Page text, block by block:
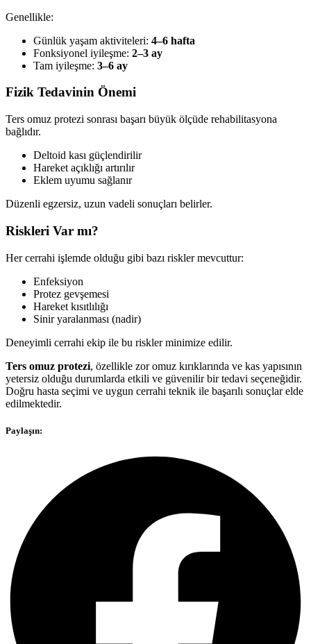
Genellikle:
Günlük yaşam aktiviteleri: 4–6 hafta
Fonksiyonel iyileşme: 2–3 ay
Tam iyileşme: 3–6 ay
Fizik Tedavinin Önemi
Ters omuz protezi sonrası başarı büyük ölçüde rehabilitasyona
bağlıdır.
Deltoid kası güçlendirilir
Hareket açıklığı artırılır
Eklem uyumu sağlanır
Düzenli egzersiz, uzun vadeli sonuçları belirler.
Riskleri Var mı?
Her cerrahi işlemde olduğu gibi bazı riskler mevcuttur:
Enfeksiyon
Protez gevşemesi
Hareket kısıtlılığı
Sinir yaralanması (nadir)
Deneyimli cerrahi ekip ile bu riskler minimize edilir.
Ters omuz protezi, özellikle zor omuz kırıklarında ve kas yapısının
yetersiz olduğu durumlarda etkili ve güvenilir bir tedavi seçeneğidir.
Doğru hasta seçimi ve uygun cerrahi teknik ile başarılı sonuçlar elde
edilmektedir.
Paylaşın: